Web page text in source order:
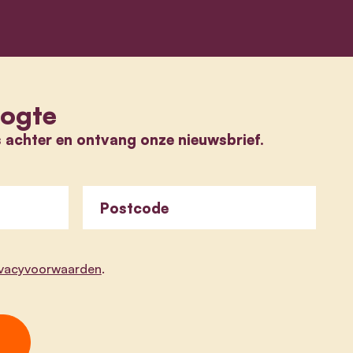
en ontvang onze nieuwsbrief.
Postcode
.